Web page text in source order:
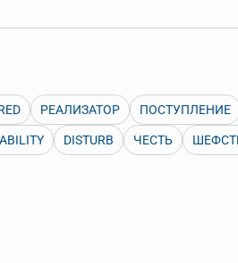
РЕАЛИЗАТОР ПОСТУПЛЕНИЕ
DISTURB ЧЕСТЬ